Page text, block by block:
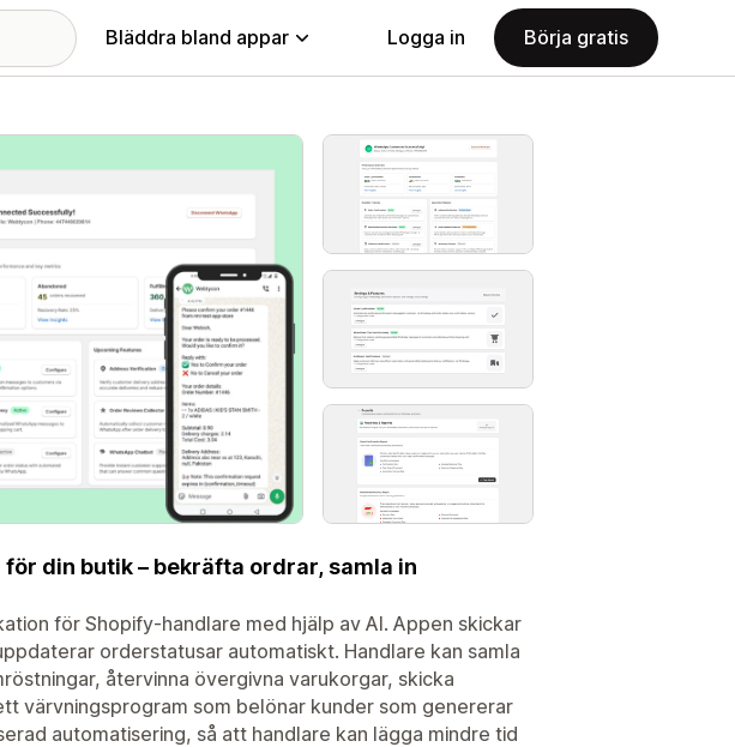
Bläddra bland appar Logga in Börja gratis
din butik – bekräfta ordrar, samla in
för Shopify-handlare med hjälp av AI. Appen skickar
orderstatusar automatiskt. Handlare kan samla
återvinna övergivna varukorgar, skicka
värvningsprogram som belönar kunder som genererar
automatisering, så att handlare kan lägga mindre tid